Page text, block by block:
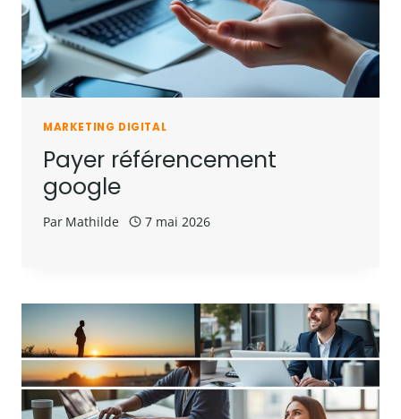
MARKETING DIGITAL
Payer référencement
google
Par Mathilde 7 mai 2026